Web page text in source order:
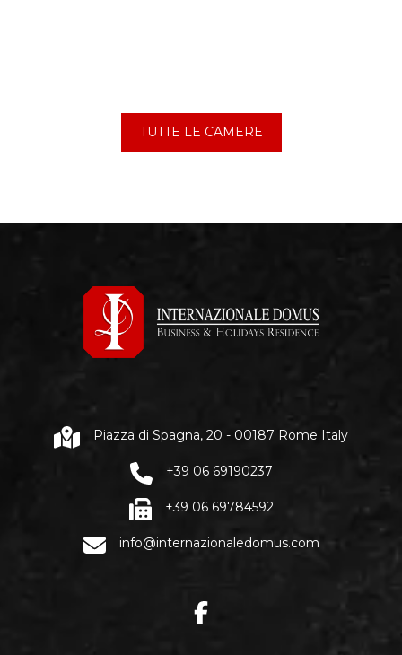
TUTTE LE CAMERE
Piazza di Spagna, 20 - 00187 Rome Italy
+39 06 69190237
+39 06 69784592
info@internazionaledomus.com